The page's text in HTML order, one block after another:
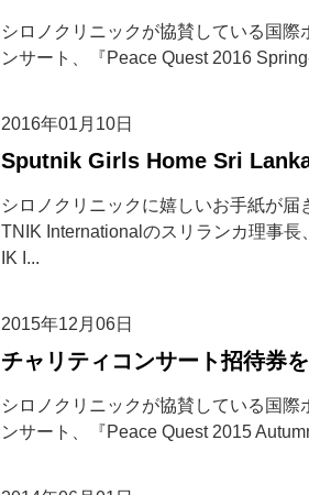
シロノクリニックが協賛している国
ンサート、『Peace Quest 2016
2016年01月10日
Sputnik Girls Home Sri Lanka
シロノクリニックに嬉しいお手紙が
TNIK Internationalのスリランカ理事
IK I...
2015年12月06日
チャリティコンサート招待券
シロノクリニックが協賛している国
ンサート、『Peace Quest 2015